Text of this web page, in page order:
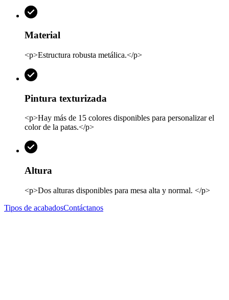
Material
<p>Estructura robusta metálica.</p>
Pintura texturizada
<p>Hay más de 15 colores disponibles para personalizar el
color de la patas.</p>
Altura
<p>Dos alturas disponibles para mesa alta y normal. </p>
Tipos de acabadosContáctanos